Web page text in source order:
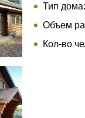
Тип
Объем
Кол-во